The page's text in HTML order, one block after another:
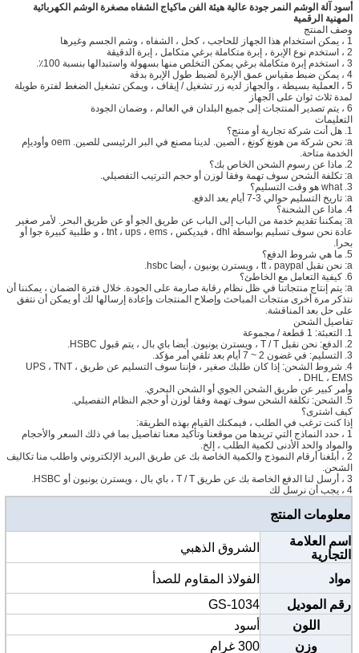
أسود آلة الوشم النمر جودة عالية هيئة الفن ماكياج الشفاه مصغرة الوشم الكهربائية
المهنية الرقمية
وصف المنتج
1 ، يمكن استخدام هذا الجهاز للحاجب ، كحل ، الشفاه ، وشم الجسم وغيرها
2 ، استخدم نوع الإبرة ، إبرة متكاملة برغي متكامل ، إبرة الدقيقة
3 ، استخدم إبرة متكاملة برغي يمكن التخلص منها بسهولة واستبدالها بنسبة 100٪.
4 ، يمكن ضبط مقياس عمق الإبرة لضبط طول الإبرة بدقة
5 ، العملية بسيطة ، والجهاز لديه زر تشغيل / إيقاف ، ويمكن تشغيل الضغط لفترة طويلة
لمدة ثلاث ثوان على الجهاز
6 ، يتم تصدير المنتجات إلى جميع البلدان في العالم ، وضمان الجودة
التعليمات
1. هل أنت شركة تجارية أو منتج؟
a: نحن شركة من هونغ كونغ ، الصين. لدينا مصنع في البر الرئيسى للصين. oem وأوديإم
الخدمة متاحة.
2. ماذا عن رسوم الشحن الخاص بك؟
a: تكلفة الشحن سوف تهمة وفقا لوزن أو حجم الترتيب التفصيلي.
3. what هو وقت التسليم؟
a: تاريخ التسليم حوالي 3-7 أيام بعد الدفع.
4. ماذا عن الشحنة؟
a: يمكننا تقديم خدمة من الباب إلى الباب عن طريق الجو أو عن طريق البحر. لأمر صغير
عادة نحن سوف تسليم بواسطة dhl ، فيديكس ، tnt ، ups ، ems ، و طلبية كبيرة جوا أو
بحرا.
5. ما هي شروط الدفع؟
a: نحن نقبل tt ، paypal ، ويسترن يونيون ، أيضا hsbc.
6. كيفية التعامل مع الخاطئ؟
a: يتم إنتاج منتجاتنا في ظل نظام رقابة صارمة على الجودة. خلال فترة الضمان ، يمكننا أن
نتذكر مرة أخرى منتجات المباحث وإصلاح المنتجات وإعادة إرسالها لك أو يمكن أن نتفق
على حل بعد المناقشة.
تفاصيل الشحن
1. التعبئة: 1 قطعة / مجموعة
2. الدفع: نحن نقبل T / T ، ويسترن يونيون. أيضا باي بال ، يتم قبول HSBC.
3. التسليم: في غضون 2 ~ 7 أيام بعد تلقي أمر مؤكد.
4. شروط الشحن: إذا كان طلبك صغير ، فإننا سوف التسليم عن طريق UPS ، TNT ،
DHL ، EMS ،
وأمر كبير عن طريق الشحن الجوي أو الشحن البحري.
5. الشحن: تكلفة الشحن سوف تهمة وفقا لوزن أو حجم النظام التفصيلي.
كيف اشترى؟
إذا كنت ترغب في الطلب ، فيمكنك القيام بهذه الطريقة:
1 ، حدد النماذج التي تريدها من موقعنا وتأكيد معنا تفاصيل بما في ذلك السعر والأحجام
والمواد والحد الأدنى لكمية الطلب ، إلخ.
2 ، أبلغنا أرقام النموذج والكمية الخاصة بك عن طريق البريد الإلكتروني واطلب منا تكاليف
الشحن.
3 ، أرسل لنا الدفع الخاصة بك عن طريق T / T ، باي بال ، ويسترن يونيون أو HSBC.
4 ، يجب أن نرسل لك
معلومات المنتج
اسم العلامة
التجارية
الشروق الذهبي
مواد
الفولاذ المقاوم للصدأ
رقم الموديل
GS-1034
اللون
أسود
وزن
300 غرام